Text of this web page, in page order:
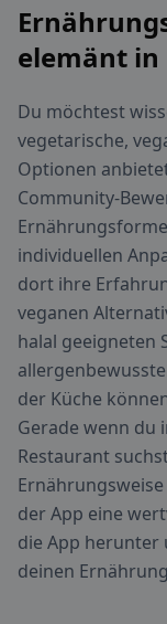
elemänt
Du möchtest
vegetarische,
Optionen
Community-
individuellen
dort ihre
veganen
halal geeigneten
der Küche
Gerade wenn du
Restaurant
der App eine
die App herunter
deinen